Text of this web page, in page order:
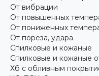
От вибрации
От повышенных
От пониженных
От пореза, удара
Спилковые и кожаные
Спилковые и кожаные
Хб с обливным